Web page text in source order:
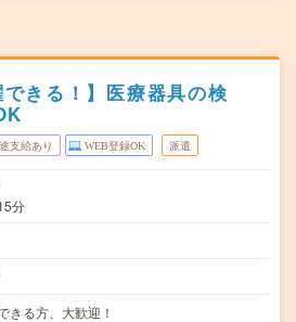
できる！】医療器具の検
支給あり WEB登録OK 派遣
分
きる方、大歓迎！